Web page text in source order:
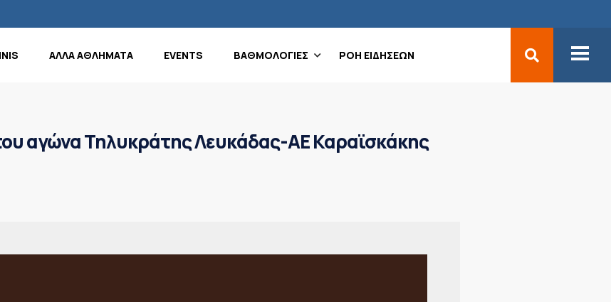
ΑΛΛΑ ΑΘΛΗΜΑΤΑ EVENTS ΒΑΘΜΟΛΟΓΙΕΣ ΡΟΗ ΕΙΔΗΣΕΩΝ
αγώνα Τηλυκράτης Λευκάδας-ΑΕ Καραϊσκάκης